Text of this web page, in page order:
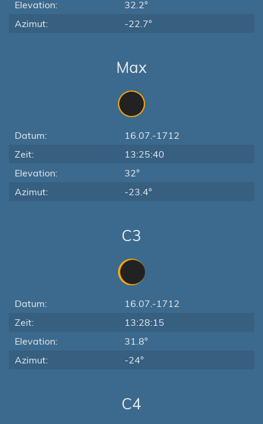
Elevation:
32.2°
Azimut:
-22.7°
Max
Datum:
16.07.-1712
Zeit:
13:25:40
Elevation:
32°
Azimut:
-23.4°
C3
Datum:
16.07.-1712
Zeit:
13:28:15
Elevation:
31.8°
Azimut:
-24°
C4